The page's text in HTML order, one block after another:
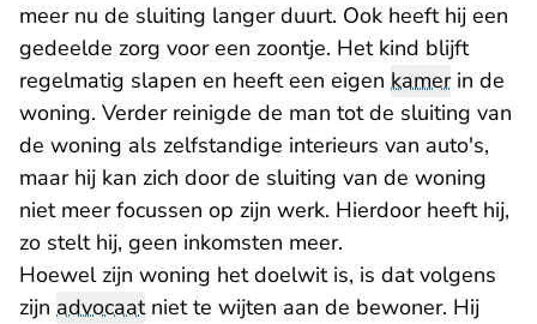
meer nu de sluiting langer duurt. Ook heeft hij een
gedeelde zorg voor een zoontje. Het kind blijft
regelmatig slapen en heeft een eigen kamerin de
woning. Verder reinigde de man tot de sluiting van
de woning als zelfstandige interieurs van auto's,
maar hij kan zich door de sluiting van de woning
niet meer focussen op zijn werk. Hierdoor heeft hij,
zo stelt hij, geen inkomsten meer.
Hoewel zijn woning het doelwit is, is dat volgens
zijn advocaatniet te wijten aan de bewoner. Hij